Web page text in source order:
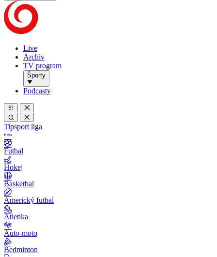
Live
Archív
TV program
Športy
Podcasty
Tipsport liga
Futbal
Hokej
Basketbal
Americký futbal
Atletika
Auto-moto
Bedminton